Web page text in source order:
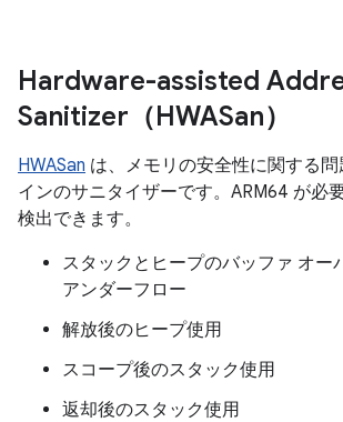
Hardware-assisted
Sanitizer（HWASan）
HWASan は、メモリの安全性に関する
インのサニタイザーです。ARM64 が必
検出できます。
スタックとヒープのバッファ オー
アンダーフロー
解放後のヒープ使用
スコープ後のスタック使用
返却後のスタック使用